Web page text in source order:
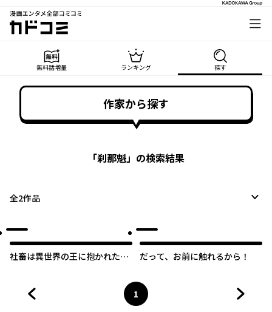
漫画エンタメ全部コミコミ
カドコミ
無料話増量 ランキング 探す
作家から探す
「刹那魁」の検索結果
全2作品
社畜は異世界の王に抱かれたく
だって、お前に触れるから！
ページ
1
へ